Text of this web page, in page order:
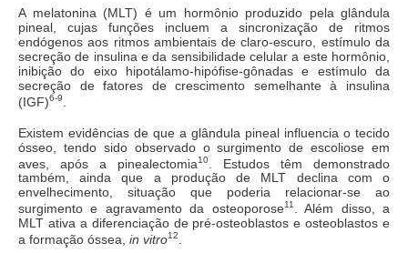
A melatonina (MLT) é um hormônio produzido pela glândula
pineal, cujas funções incluem a sincronização de ritmos
endógenos aos ritmos ambientais de claro-escuro, estímulo da
secreção de insulina e da sensibilidade celular a este hormônio,
inibição do eixo hipotálamo-hipófise-gônadas e estímulo da
secreção de fatores de crescimento semelhante à insulina
(IGF)6-9
Existem evidências de que a glândula pineal influencia o tecido
ósseo, tendo sido observado o surgimento de escoliose em
aves, após a pinealectomia10
. Estudos têm demonstrado
também, ainda que a produção de MLT declina com o
envelhecimento, situação que poderia relacionar-se ao
surgimento e agravamento da osteoporose11
. Além disso, a
MLT ativa a diferenciação de pré-osteoblastos e osteoblastos e
a formação óssea, in vitro12